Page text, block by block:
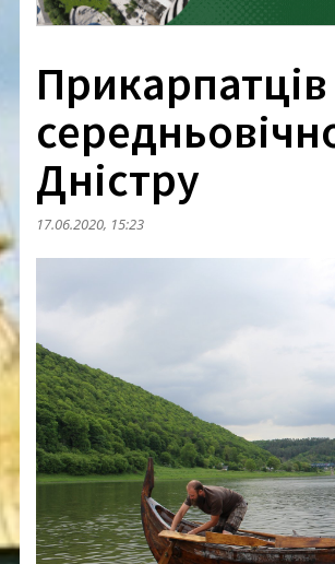
Дністру
17.06.2020, 15:23